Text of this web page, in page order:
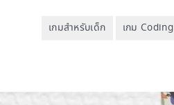
เกมสำหรับเด็ก เกม Coding